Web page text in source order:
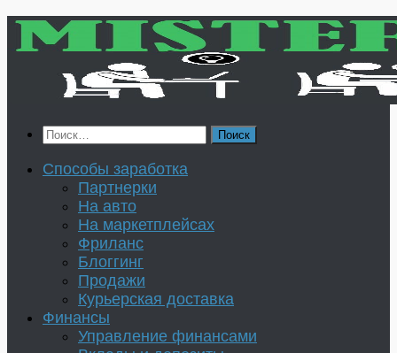
Перейти
Найти:
Способы заработка
Партнерки
На авто
На маркетплейсах
Фриланс
Блоггинг
Продажи
Курьерская доставка
Финансы
Управление финансами